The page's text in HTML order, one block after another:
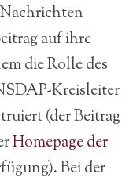
auf ihre
die Rolle des
Kreisleiter
(der Beitrag
Homepage der
Bei der